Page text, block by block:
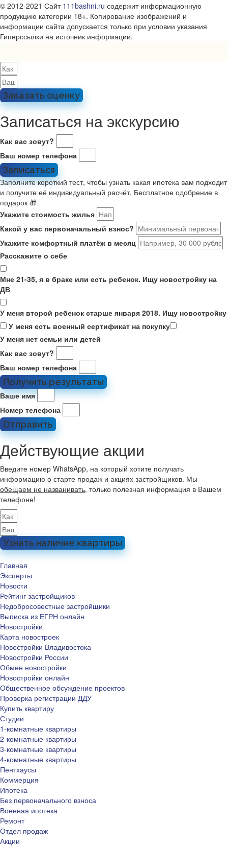
© 2012-2021 Сайт 111bashni.ru содержит информационную
продукцию категории 18+. Копирование изображений и
информации сайта допускается только при условии указания
Гиперссылки на источник информации.
Заказать оценку
Записаться на экскурсию
Как вас зовут?
Ваш номер телефона
Записаться
Заполните короткий тест, чтобы узнать какая ипотека вам подходит
и получите её индивидуальный расчёт. Бесплатное одобрение в
подарок 🎁
Укажите стоимость жилья
Какой у вас первоначальный взнос?
Укажите комфортный платёж в месяц
Расскажите о себе
Мне 21-35, я в браке или есть ребенок. Ищу новостройку на
ДВ
У меня второй ребенок старше января 2018. Ищу новостройку
У меня есть военный сертификат на покупку
У меня нет семьи или детей
Как вас зовут?
Ваш номер телефона
Получить результаты
Ваше имя
Номер телефона
Отправить
Действующие акции
Введите номер WhatsApp, на который хотите получать
информацию о старте продаж и акциях застройщиков. Мы
обещаем не названивать, только полезная информация в Вашем
телефоне!
Узнать наличие квартиры
Главная
Эксперты
Новости
Рейтинг застройщиков
Недобросовестные застройщики
Выписка из ЕГРН онлайн
Новостройки
Карта новостроек
Новостройки Владивостока
Новостройки России
Обмен новостройки
Новостройки онлайн
Общественное обсуждение проектов
Проверка регистрации ДДУ
Купить квартиру
Студии
1-комнатные квартиры
2-комнатные квартиры
3-комнатные квартиры
4-комнатные квартиры
Пентхаусы
Коммерция
Ипотека
Без первоначального взноса
Военная ипотека
Ремонт
Отдел продаж
Акции